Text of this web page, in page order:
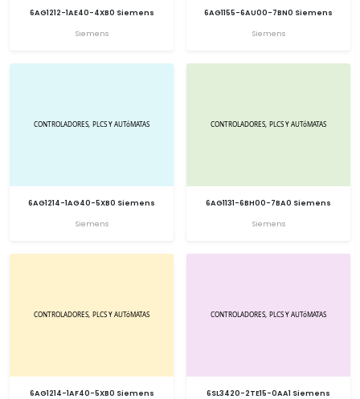
6AG1212-1AE40-4XB0 Siemens
Siemens
6AG1155-6AU00-7BN0 Siemens
Siemens
6AG1214-1AG40-5XB0 Siemens
Siemens
6AG1131-6BH00-7BA0 Siemens
Siemens
6AG1214-1AF40-5XB0 Siemens
6SL3420-2TE15-0AA1 Siemens